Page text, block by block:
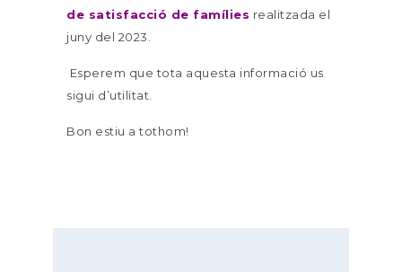
de satisfacció de famílies realitzada el
juny del 2023.
Esperem que tota aquesta informació us
sigui d’utilitat.
Bon estiu a tothom!